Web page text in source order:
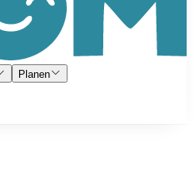
Planen